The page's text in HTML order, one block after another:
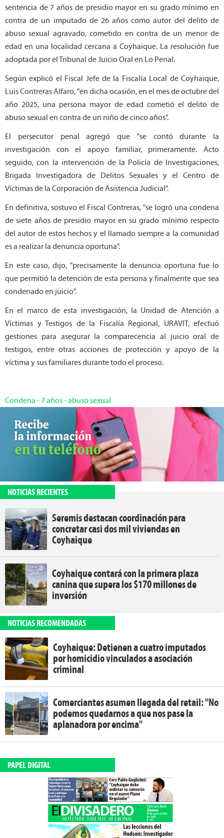
sentencia de 7 años de presidio mayor en su grado mínimo en
contra de un imputado de 26 años como autor del delito de
abuso sexual agravado, cometido en contra de un menor de
edad en una localidad cercana a Coyhaique. La resolución fue
adoptada por el Tribunal de Juicio Oral en Lo Penal.
Según explicó el Fiscal Jefe de la Fiscalía Local de Coyhaique,
Luis Contreras Alfaro, "en dicha ocasión, en el mes de octubre del
año 2025, una persona mayor de edad cometió el delito de
abuso sexual en contra de un niño de cinco años".
El persecutor penal agregó que "se contó durante la
investigación con el apoyo familiar, primeramente. Acto
seguido, con la intervención de la Policía de Investigaciones,
Brigada Investigadora de Delitos Sexuales y el Centro de
Víctimas de la Corporación de Asistencia Judicial".
En definitiva, sostuvo el Fiscal Contreras, "se logró una condena
de siete años de presidio mayor en su grado mínimo respecto
del autor de estos hechos y el llamado siempre a la comunidad
es a realizar la denuncia oportuna".
En este caso, dijo, "precisamente la denuncia oportuna fue lo
que permitió la detención de esta persona y finalmente que sea
condenado en juicio".
En el marco de esta investigación, la Unidad de Atención a
Víctimas y Testigos de la Fiscalía Regional, URAVIT, efectuó
gestiones para asegurar la comparecencia al juicio oral de
testigos, entre otras acciones de protección y apoyo de la
víctima y sus familiares durante todo el proceso.
Condena - 7 años-abuso sexual
NOTICIAS RECIENTES
Seremis destacan coordinación para
concretar casi dos mil viviendas en
Coyhaique
Coyhaique contará con la primera plaza
canina que supera los $170 millones de
inversión
NOTICIAS RECOMENDADAS
Coyhaique: Detienen a cuatro imputados
por homicidio vinculados a asociación
criminal
Comerciantes asumen llegada del retail: "No
podemos quedarnos a que nos pase la
aplanadora por encima"
PAPEL DIGITAL